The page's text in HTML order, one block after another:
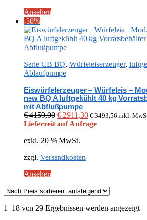
Ansehen
-30%
Serie CB BQ, Würfeleiserzeuger,
Ablaufpumpe
Eiswürfelerzeuger – Würfeleis –
new BQ A luftgekühlt 40 kg
mit Abflußpumpe
€4159,00 Ursprünglicher
Preis
€ 4159,00
€ 2911,30Aktueller
Preis
€ 3493,56 inkl.
Lieferzeit auf Anfrage
exkl. 20 % MwSt.
zzgl. Versandkosten
Ansehen
1–18 von 29 Ergebnissen werden angezeigt